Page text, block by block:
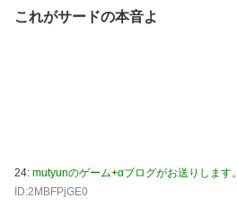
これがサードの本音よ
24: mutyunのゲーム+αブログがお送りします。
ID:2MBFPjGE0